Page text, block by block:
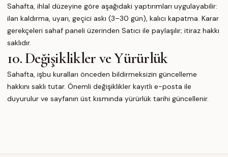
Sahafta, ihlal düzeyine göre aşağıdaki yaptırımları uygulayabilir:
ilan kaldırma, uyarı, geçici askı (3–30 gün), kalıcı kapatma. Karar
gerekçeleri sahaf paneli üzerinden Satıcı ile paylaşılır; itiraz hakkı
saklıdır.
10. Değişiklikler ve Yürürlük
Sahafta, işbu kuralları önceden bildirmeksizin güncelleme
hakkını saklı tutar. Önemli değişiklikler kayıtlı e-posta ile
duyurulur ve sayfanın üst kısmında yürürlük tarihi güncellenir.